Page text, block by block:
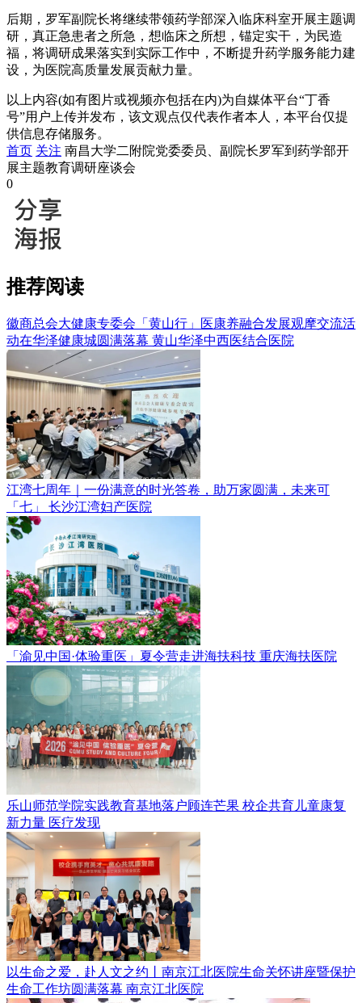
后期，罗军副院长将继续带领药学部深入临床科室开展主题调
研，真正急患者之所急，想临床之所想，锚定实干，为民造
福，将调研成果落实到实际工作中，不断提升药学服务能力建
设，为医院高质量发展贡献力量。
以上内容(如有图片或视频亦包括在内)为自媒体平台“丁香
号”用户上传并发布，该文观点仅代表作者本人，本平台仅提
供信息存储服务。
首页 关注 南昌大学二附院党委委员、副院长罗军到药学部开
展主题教育调研座谈会
0
推荐阅读
徽商总会大健康专委会「黄山行」医康养融合发展观摩交流活
动在华泽健康城圆满落幕 黄山华泽中西医结合医院
江湾七周年｜一份满意的时光答卷，助万家圆满，未来可
「七」 长沙江湾妇产医院
「渝见中国·体验重医」夏令营走进海扶科技 重庆海扶医院
乐山师范学院实践教育基地落户顾连芒果 校企共育儿童康复
新力量 医疗发现
以生命之爱，赴人文之约丨南京江北医院生命关怀讲座暨保护
生命工作坊圆满落幕 南京江北医院